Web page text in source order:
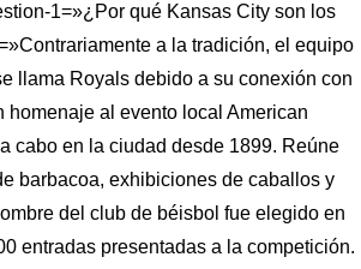
1=»¿Por qué Kansas City son los
a la tradición, el equipo
llama Royals debido a su conexión con
homenaje al evento local American
cabo en la ciudad desde 1899. Reúne
barbacoa, exhibiciones de caballos y
del club de béisbol fue elegido en
entradas presentadas a la competición.